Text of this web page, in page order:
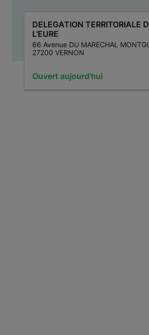
DELEGATION TERRITORIALE
L'EURE
66 Avenue DU MARECHAL
27200 VERNON
Ouvert aujourd'hui